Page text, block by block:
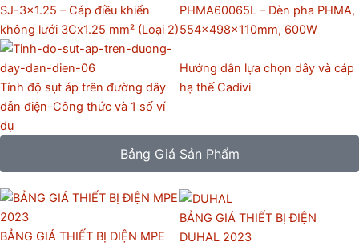
SJ-3×1.25 – Cáp điều khiển
không lưới 3Cx1.25 mm² (Loại 2)
PHMA60065L – Đèn pha PHMA,
554x498x110mm, 600W
Tính độ sụt áp trên đường dây
dẫn điện-Công thức và 1 số ví
dụ
Hướng dẫn lựa chọn dây và cáp
hạ thế Cadivi
Bảng Giá Sản Phẩm
BẢNG GIÁ THIẾT BỊ ĐIỆN MPE
BẢNG GIÁ THIẾT BỊ ĐIỆN
DUHAL 2023